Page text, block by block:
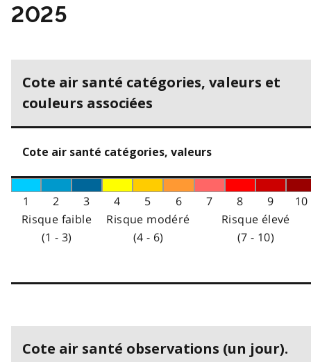
2025
Cote air santé catégories, valeurs et
couleurs associées
Cote air santé catégories, valeurs
1 2 3 4 5 6 7 8 9
10
Risque faible
(1 - 3)
Risque modéré
(4 - 6)
Risque élevé
(7 - 10)
Cote air santé observations (un jour).